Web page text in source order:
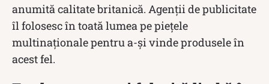
anumită calitate britanică. Agenții de publicitate
îl folosesc în toată lumea pe piețele
multinaționale pentru a-și vinde produsele în
acest fel.